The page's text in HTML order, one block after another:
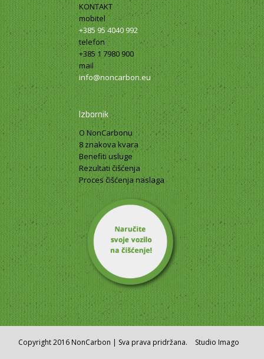
KONTAKT
mobitel
+385 95 4040 992
telefon
+385 1 7980 900
mail
info@noncarbon.eu
Izbornik
O NonCarbonu
8 znakova kvara
Benefiti usluge
Rezultati čišćenja
Proces čišćenja naslaga
Copyright 2016 NonCarbon | Sva prava pridržana. Studio Imago